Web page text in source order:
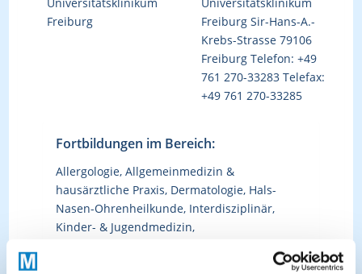
Freiburg
Freiburg Sir-Hans-A.-
Krebs-Strasse 79106
Freiburg Telefon: +49
761 270-33283 Telefax:
+49 761 270-33285
Fortbildungen im Bereich:
Allergologie, Allgemeinmedizin &
hausärztliche Praxis, Dermatologie, Hals-
Nasen-Ohrenheilkunde, Interdisziplinär,
Kinder- & Jugendmedizin,
Chirurgie, Gastroenterologie, Infektiologie &